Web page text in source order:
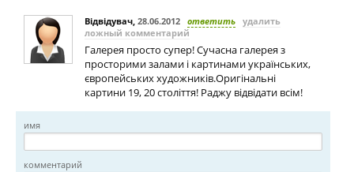
Відвідувач, 28.06.2012 ответить удалить
ложный комментарий
Галерея просто супер! Сучасна галерея з
просторими залами і картинами українських,
європейських художників.Оригінальні
картини 19, 20 століття! Раджу відвідати всім!
имя
комментарий